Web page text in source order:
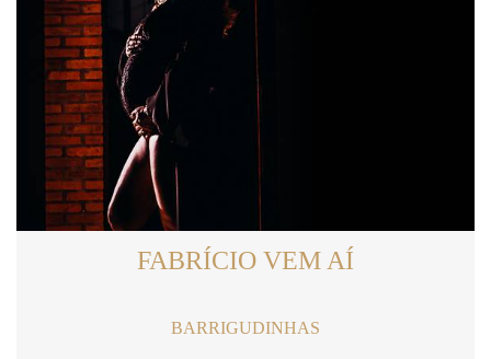
FABRÍCIO VEM AÍ
BARRIGUDINHAS